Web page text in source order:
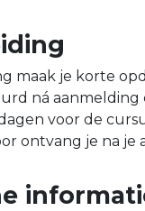
maak je korte
ná aanmelding
voor de
ontvang je na je